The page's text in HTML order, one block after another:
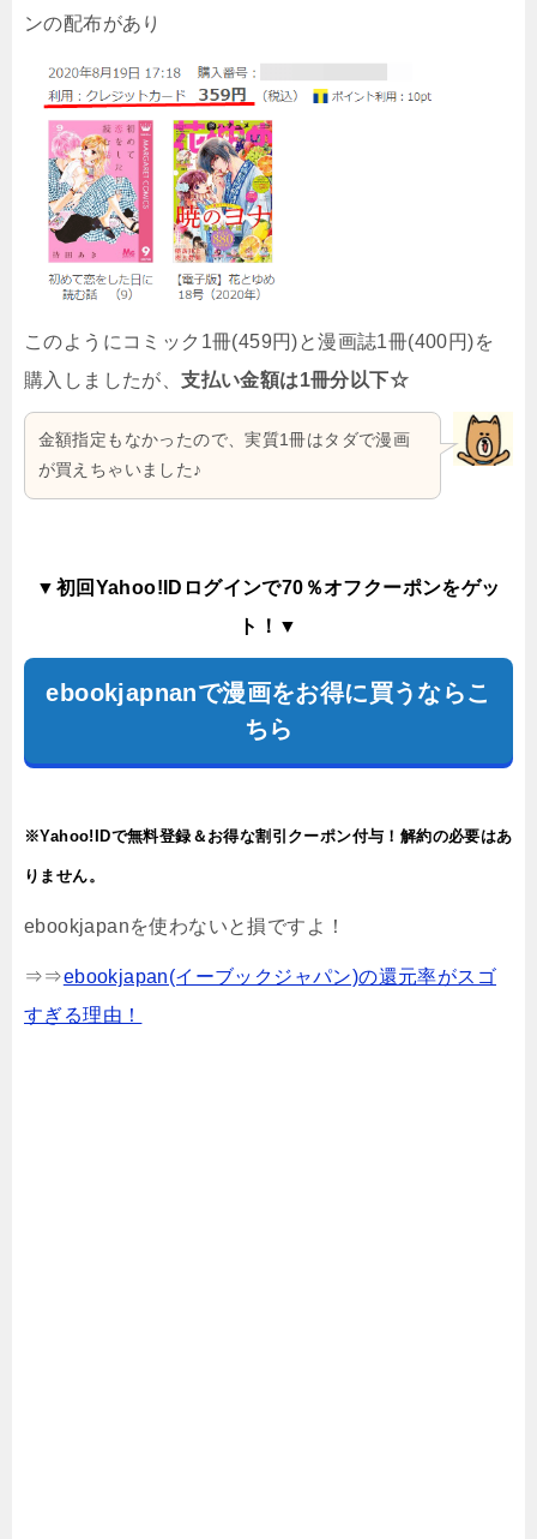
ンの配布があり
このようにコミック1冊(459円)と漫画誌1冊(400円)を
購入しましたが、支払い金額は1冊分以下☆
金額指定もなかったので、実質1冊はタダで漫画
が買えちゃいました♪
▼初回Yahoo!IDログインで70％オフクーポンをゲッ
ト！▼
ebookjapnanで漫画をお得に買うならこ
ちら
※Yahoo!IDで無料登録＆お得な割引クーポン付与！解約の必要はあ
りません。
ebookjapanを使わないと損ですよ！
⇒⇒ebookjapan(イーブックジャパン)の還元率がスゴ
すぎる理由！